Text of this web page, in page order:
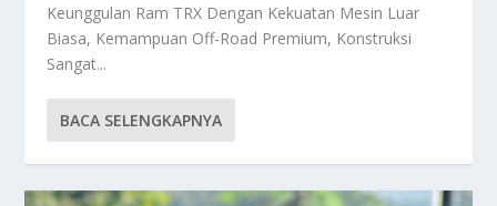
Keunggulan Ram TRX Dengan Kekuatan Mesin Luar
Biasa, Kemampuan Off-Road Premium, Konstruksi
Sangat...
BACA SELENGKAPNYA